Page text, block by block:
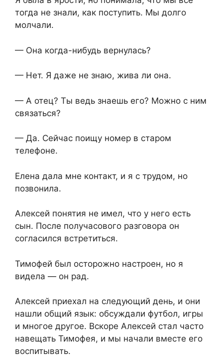
тогда не знали, как поступить. Мы долго
молчали.
— Она когда-нибудь вернулась?
— Нет. Я даже не знаю, жива ли она.
— А отец? Ты ведь знаешь его? Можно с ним
связаться?
— Да. Сейчас поищу номер в старом
телефоне.
Елена дала мне контакт, и я с трудом, но
позвонила.
Алексей понятия не имел, что у него есть
сын. После получасового разговора он
согласился встретиться.
Тимофей был осторожно настроен, но я
видела — он рад.
Алексей приехал на следующий день, и они
нашли общий язык: обсуждали футбол, игры
и многое другое. Вскоре Алексей стал часто
навещать Тимофея, и мы начали вместе его
воспитывать.